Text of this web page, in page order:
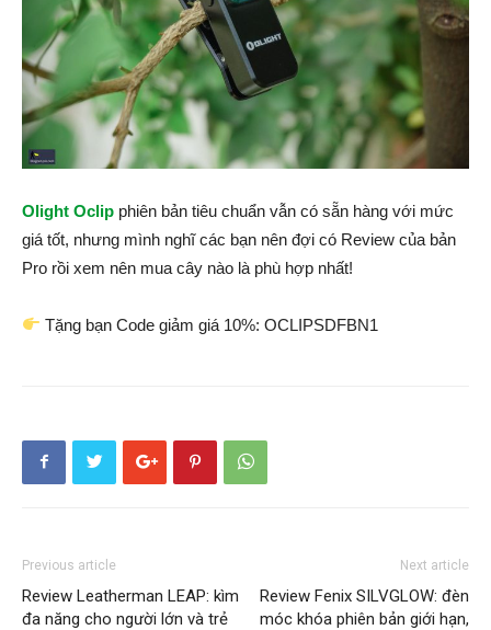
Olight Oclip phiên bản tiêu chuẩn vẫn có sẵn hàng với mức
giá tốt, nhưng mình nghĩ các bạn nên đợi có Review của bản
Pro rồi xem nên mua cây nào là phù hợp nhất!
Tặng bạn Code giảm giá 10%: OCLIPSDFBN1
Previous article
Review Leatherman LEAP: kìm
đa năng cho người lớn và trẻ
Next article
Review Fenix SILVGLOW: đèn
móc khóa phiên bản giới hạn,